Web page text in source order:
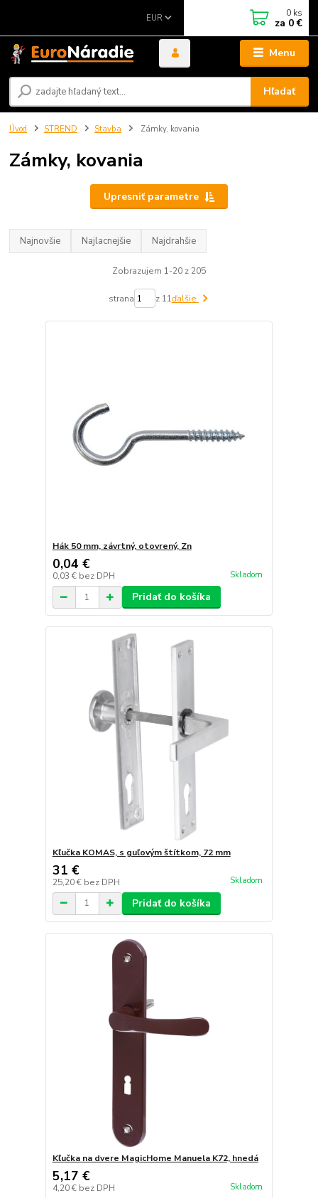
Menu
EUR
Hľadať
0 ks
za 0 €
Úvod STREND Stavba Zámky, kovania
Zámky, kovania
Upresniť parametre
Najnovšie Najlacnejšie Najdrahšie
Zobrazujem 1-20 z 205
strana z 11ďalšie
Hák 50 mm, závrtný, otovrený, Zn
0,04 €
0,03 € bez DPH Skladom
Pridať do košíka
Kľučka KOMAS, s guľovým štítkom, 72 mm
31 €
25,20 € bez DPH Skladom
Pridať do košíka
Kľučka na dvere MagicHome Manuela K72, hnedá
5,17 €
4,20 € bez DPH Skladom